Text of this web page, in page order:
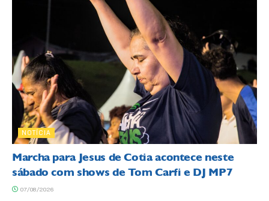
NOTÍCIA
Marcha para Jesus de Cotia acontece neste
sábado com shows de Tom Carfi e DJ MP7
07/08/2026